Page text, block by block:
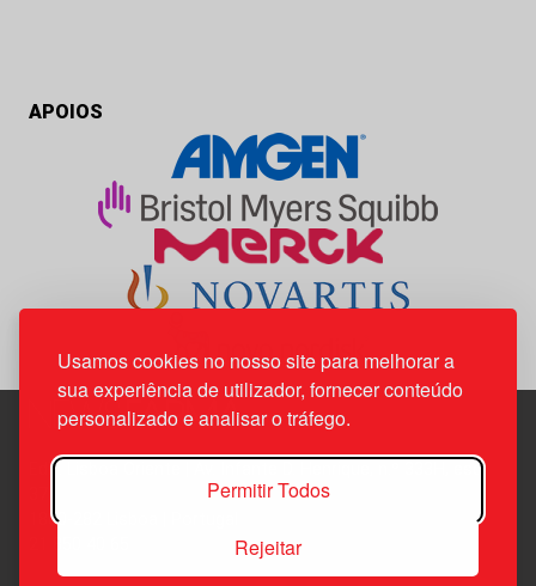
Usamos cookies no nosso site para melhorar a
sua experiência de utilizador, fornecer conteúdo
personalizado e analisar o tráfego.
Permitir Todos
Rejeitar
APOIOS
Edif. Lisboa Oriente | Av. Infante D. Henrique, n.º 333H, esc.
1800-282 Lisboa | Portugal